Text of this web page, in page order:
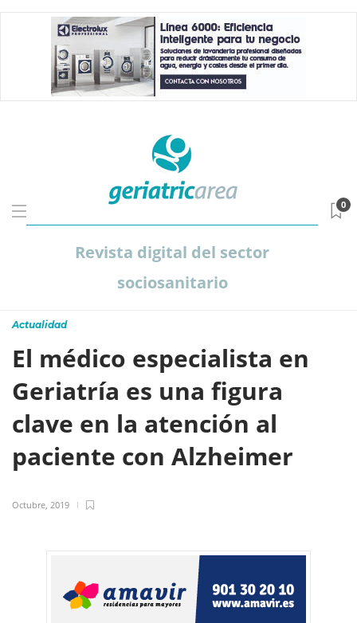
Revista digital del sector
sociosanitario
0
Actualidad
El médico especialista en
Geriatría es una figura
clave en la atención al
paciente con Alzheimer
Octubre, 2019